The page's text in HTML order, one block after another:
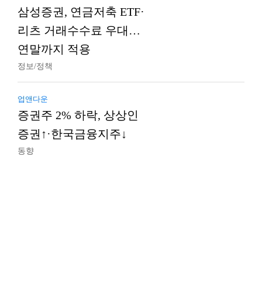
삼성증권, 연금저축 ETF·
리츠 거래수수료 우대…
연말까지 적용
정보/정책
업앤다운
증권주 2% 하락, 상상인
증권↑·한국금융지주↓
동향